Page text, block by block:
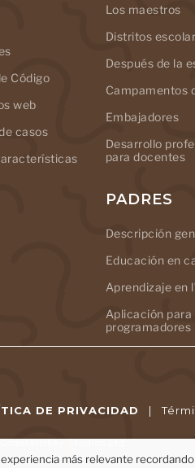
Código
web
casos
Los maestros
Distritos
Después de la
Campamentos
Embajadores
Desarrollo
para docentes
PADRES
Descripción
Educación en
Aprendizaje en
Aplicación para
programadores
DE PRIVACIDAD |
más relevante